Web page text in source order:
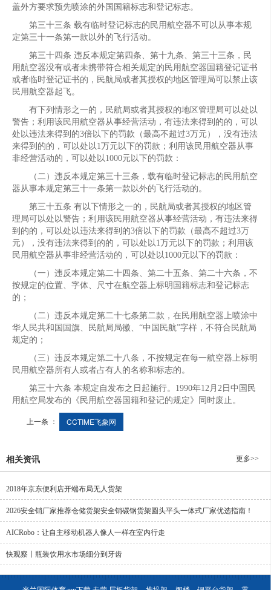
盖外方要求预先喷涂的外国国籍标志和登记标志。
第三十三条 载有临时登记标志的民用航空器不可以从事本规
定第三十一条第一款以外的飞行活动。
第三十四条 违反本规定第四条、第十九条、第三十三条，民
用航空器没有或者未携带符合相关规定的民用航空器国籍登记证书
或者临时登记证书的，民航局或者其授权的地区管理局可以禁止该
民用航空器起飞。
有下列情形之一的，民航局或者其授权的地区管理局可以处以
警告；利用该民用航空器从事经营活动，有违法来得到的的，可以
处以违法来得到的3倍以下的罚款（最高不超过3万元），没有违法
来得到的的，可以处以1万元以下的罚款；利用该民用航空器从事
非经营活动的，可以处以1000元以下的罚款：
（二）违反本规定第三十三条，载有临时登记标志的民用航空
器从事本规定第三十一条第一款以外的飞行活动的。
第三十五条 有以下情形之一的，民航局或者其授权的地区管
理局可以处以警告；利用该民用航空器从事经营活动，有违法来得
到的的，可以处以违法来得到的3倍以下的罚款（最高不超过3万
元），没有违法来得到的的，可以处以1万元以下的罚款；利用该
民用航空器从事非经营活动的，可以处以1000元以下的罚款：
（一）违反本规定第二十四条、第二十五条、第二十六条，不
按规定的位置、字体、尺寸在航空器上标明国籍标志和登记标志
的；
（二）违反本规定第二十七条第二款，在民用航空器上喷涂中
华人民共和国国旗、民航局局徽、“中国民航”字样，不符合民航局
规定的；
（三）违反本规定第二十八条，不按规定在每一航空器上标明
民用航空器所有人或者占有人的名称和标志的。
第三十六条 本规定自发布之日起施行。1990年12月2日中国民
用航空局发布的《民用航空器国籍和登记的规定》同时废止。
上一条 ： CCTIME飞象网
相关资讯 更多>>
2018年京东便利店开端布局无人货架
2026安全销厂家推荐仓储货架安全销碳钢货架圆头平头一体式厂家优选指南！
AICRobo：让自主移动机器人像人一样在室内行走
快观察丨瓶装饮用水市场细分到牙齿